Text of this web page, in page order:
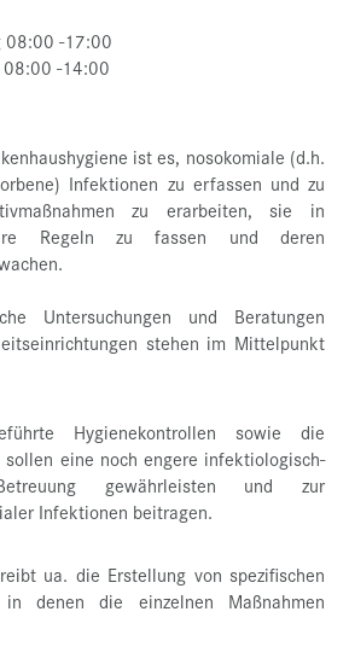
08:00 -17:00
-14:00
ist es, nosokomiale (d.h.
Infektionen zu erfassen und zu
zu erarbeiten, sie in
Regeln zu fassen und deren
Untersuchungen und Beratungen
stehen im Mittelpunkt
Hygienekontrollen sowie die
sollen eine noch engere infektiologisch-
gewährleisten und zur
Infektionen beitragen.
ua. die Erstellung von spezifischen
in denen die einzelnen Maßnahmen